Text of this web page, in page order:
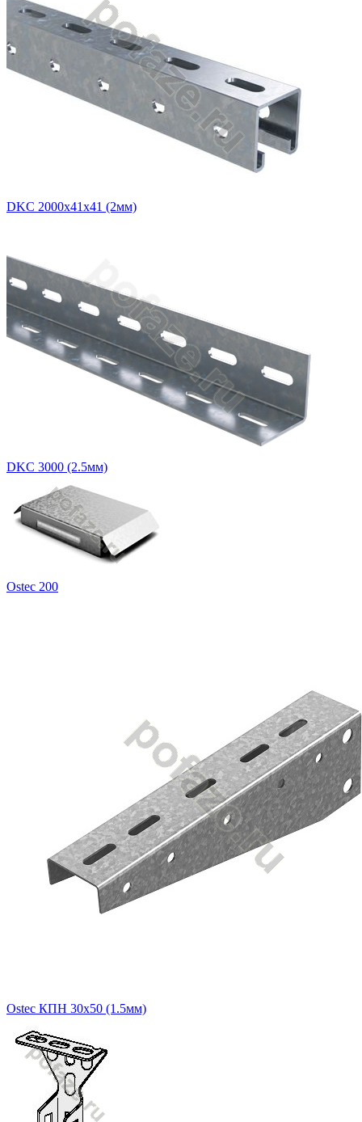
DKC 2000х41х41 (2мм)
DKC 3000 (2.5мм)
Ostec 200
Ostec КПН 30х50 (1.5мм)